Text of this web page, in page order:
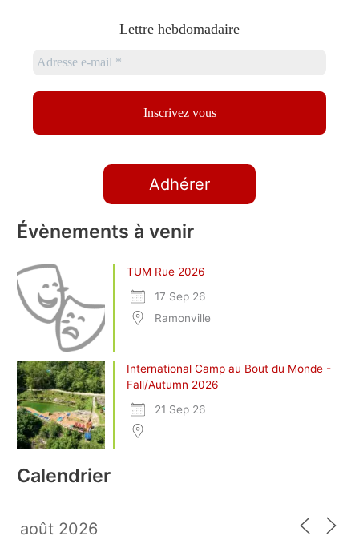
Lettre hebdomadaire
Adhérer
Évènements à venir
TUM Rue 2026
17 Sep 26
Ramonville
International Camp au Bout du Monde -
Fall/Autumn 2026
21 Sep 26
Calendrier